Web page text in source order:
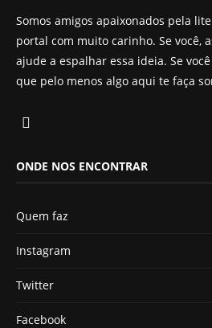
Somos amigos apaixonados pela
portal com muito carinho. Se você,
ajude a espalhar essa ideia. Se
que pelo menos algo aqui te faça
ONDE NOS ENCONTRAR
Quem faz
Instagram
Twitter
Facebook